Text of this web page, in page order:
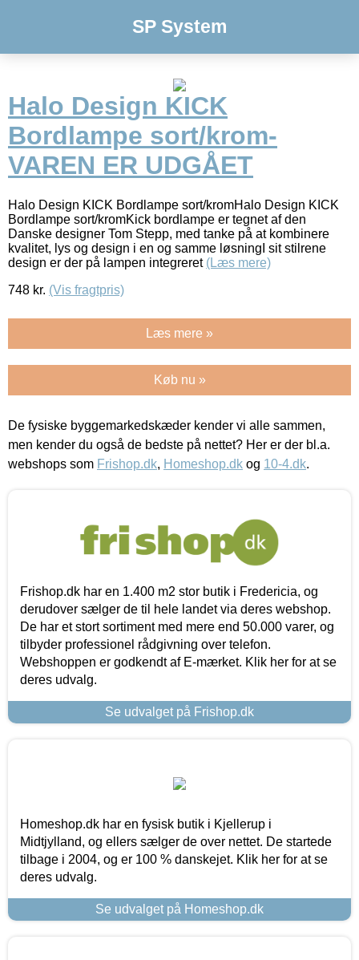
SP System
Halo Design KICK
Bordlampe sort/krom-
VAREN ER UDGÅET
Halo Design KICK Bordlampe sort/kromHalo Design KICK
Bordlampe sort/kromKick bordlampe er tegnet af den
Danske designer Tom Stepp, med tanke på at kombinere
kvalitet, lys og design i en og samme løsningI sit stilrene
design er der på lampen integreret (Læs mere)
748 kr. (Vis fragtpris)
Læs mere »
Køb nu »
De fysiske byggemarkedskæder kender vi alle sammen,
men kender du også de bedste på nettet? Her er der bl.a.
webshops som Frishop.dk, Homeshop.dk og 10-4.dk.
Frishop.dk har en 1.400 m2 stor butik i Fredericia, og
derudover sælger de til hele landet via deres webshop.
De har et stort sortiment med mere end 50.000 varer, og
tilbyder professionel rådgivning over telefon.
Webshoppen er godkendt af E-mærket. Klik her for at se
deres udvalg.
Se udvalget på Frishop.dk
Homeshop.dk har en fysisk butik i Kjellerup i
Midtjylland, og ellers sælger de over nettet. De startede
tilbage i 2004, og er 100 % danskejet. Klik her for at se
deres udvalg.
Se udvalget på Homeshop.dk